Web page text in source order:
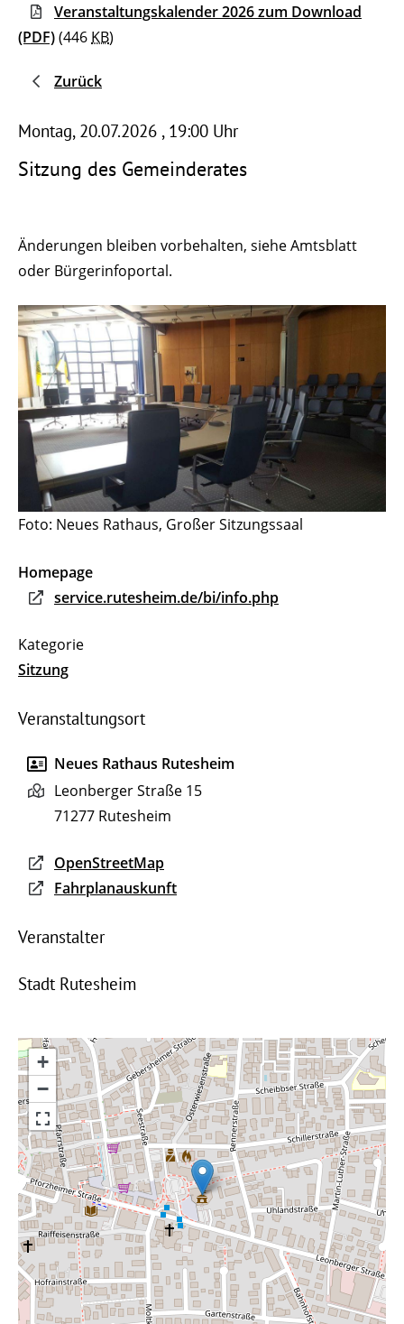
Veranstaltungskalender 2026 zum Download
(PDF)(446 KB)
Zurück
Montag, 20.07.2026 , 19:00 Uhr
Sitzung des Gemeinderates
Änderungen bleiben vorbehalten, siehe Amtsblatt
oder Bürgerinfoportal.
Foto: Neues Rathaus, Großer Sitzungssaal
Homepage
service.rutesheim.de/bi/info.php
Sitzung
Veranstaltungsort
Neues Rathaus Rutesheim
Leonberger Straße 15
71277 Rutesheim
OpenStreetMap
Fahrplanauskunft
Veranstalter
Stadt Rutesheim
+
−